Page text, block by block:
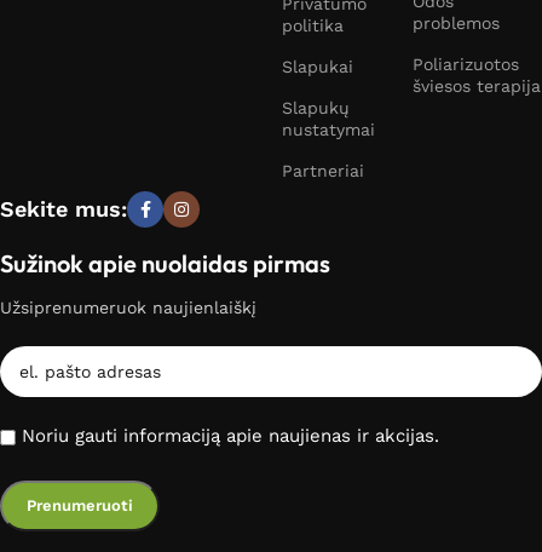
Privatumo
politika
Slapukai
Slapukų
nustatymai
Partneriai
problemos
Poliarizuotos
šviesos terapija
Sekite mus:
Sužinok apie nuolaidas pirmas
Užsiprenumeruok naujienlaiškį
Noriu gauti informaciją apie naujienas ir akcijas.